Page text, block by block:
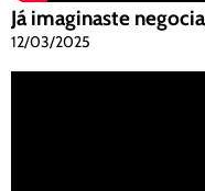
Já imaginaste
12/03/2025